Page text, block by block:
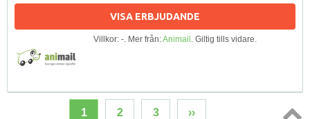
VISA ERBJUDANDE
Villkor: -. Mer från:Animail. Giltig tills vidare.
1 2 3 ››